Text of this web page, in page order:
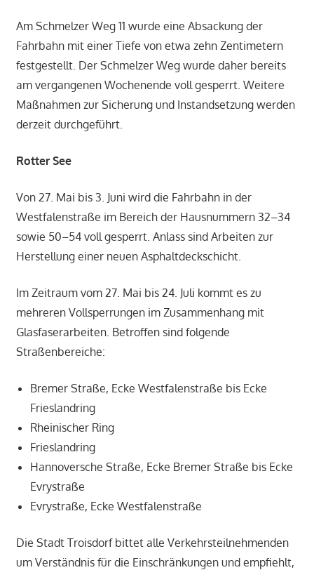
Am Schmelzer Weg 11 wurde eine Absackung der
Fahrbahn mit einer Tiefe von etwa zehn Zentimetern
festgestellt. Der Schmelzer Weg wurde daher bereits
am vergangenen Wochenende voll gesperrt. Weitere
Maßnahmen zur Sicherung und Instandsetzung werden
derzeit durchgeführt.
Rotter See
Von 27. Mai bis 3. Juni wird die Fahrbahn in der
Westfalenstraße im Bereich der Hausnummern 32–34
sowie 50–54 voll gesperrt. Anlass sind Arbeiten zur
Herstellung einer neuen Asphaltdeckschicht.
Im Zeitraum vom 27. Mai bis 24. Juli kommt es zu
mehreren Vollsperrungen im Zusammenhang mit
Glasfaserarbeiten. Betroffen sind folgende
Straßenbereiche:
Bremer Straße, Ecke Westfalenstraße bis Ecke
Frieslandring
Rheinischer Ring
Frieslandring
Hannoversche Straße, Ecke Bremer Straße bis Ecke
Evrystraße
Evrystraße, Ecke Westfalenstraße
Die Stadt Troisdorf bittet alle Verkehrsteilnehmenden
um Verständnis für die Einschränkungen und empfiehlt,